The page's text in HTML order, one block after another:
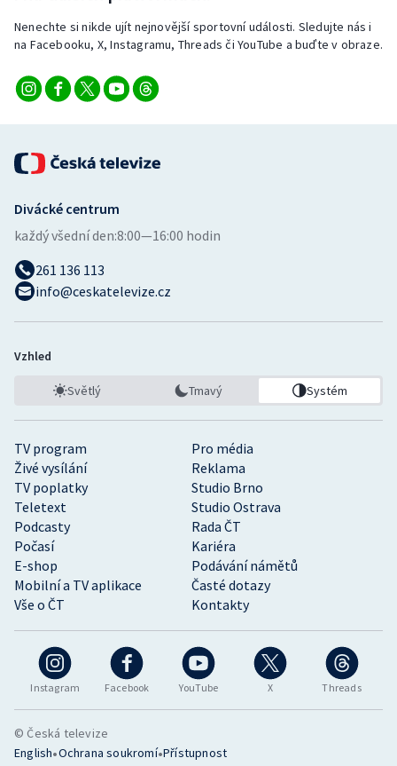
Triatlon
Volejbal
Nenechte si nikde ujít nejnovější sportovní události. Sledujte nás i
na Facebooku, X, Instagramu, Threads či YouTube a buďte v obraze.
Instagram Facebook YouTube X Threads
TV program
Pro média
Živé vysílání
Reklama
TV poplatky
Studio Brno
Teletext
Studio Ostrava
Podcasty
Rada ČT
Počasí
Kariéra
E-shop
Podávání námětů
Mobilní a TV aplikace
Časté dotazy
Vše o ČT
Kontakty
Divácké centrum
každý všední den:8:00—16:00 hodin
261 136 113
info@ceskatelevize.cz
Vzhled
Světlý Tmavý Systém
© Česká televize
English•Ochrana soukromí•Přístupnost